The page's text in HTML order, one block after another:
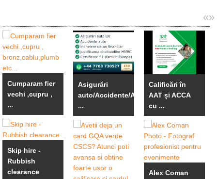
«»
Cumparam fier
vechi ,cupru ,
...
Skip hire -
Rubbish
clearance
Asigurări
auto/Accidente/An
...
Calificări în
AAT și ACCA
cu ...
Alex Coman